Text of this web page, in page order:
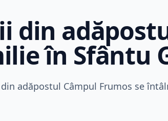
din
în Sfântu
adăpostul Câmpul Frumos se